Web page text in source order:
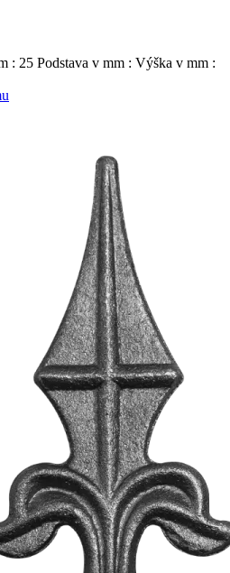
: 25 Podstava v mm : Výška v mm :